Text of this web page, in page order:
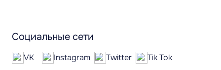
Социальные сети
VK Instagram Twitter
Tik Tok